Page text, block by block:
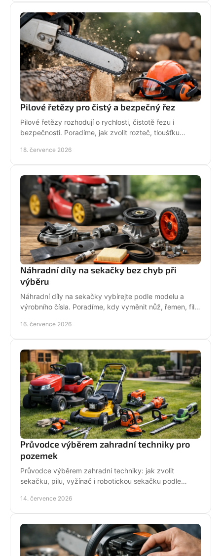
Pilové řetězy pro čistý a bezpečný řez
Pilové řetězy rozhodují o rychlosti, čistotě řezu i
bezpečnosti. Poradíme, jak zvolit rozteč, tloušťku
18. července 2026
Náhradní díly na sekačky bez chyb při
výběru
Náhradní díly na sekačky vybírejte podle modelu a
výrobního čísla. Poradíme, kdy vyměnit nůž, řemen, filtr
16. července 2026
Průvodce výběrem zahradní techniky pro
pozemek
Průvodce výběrem zahradní techniky: jak zvolit
sekačku, pilu, vyžínač i robotickou sekačku podle
podpory.
14. července 2026